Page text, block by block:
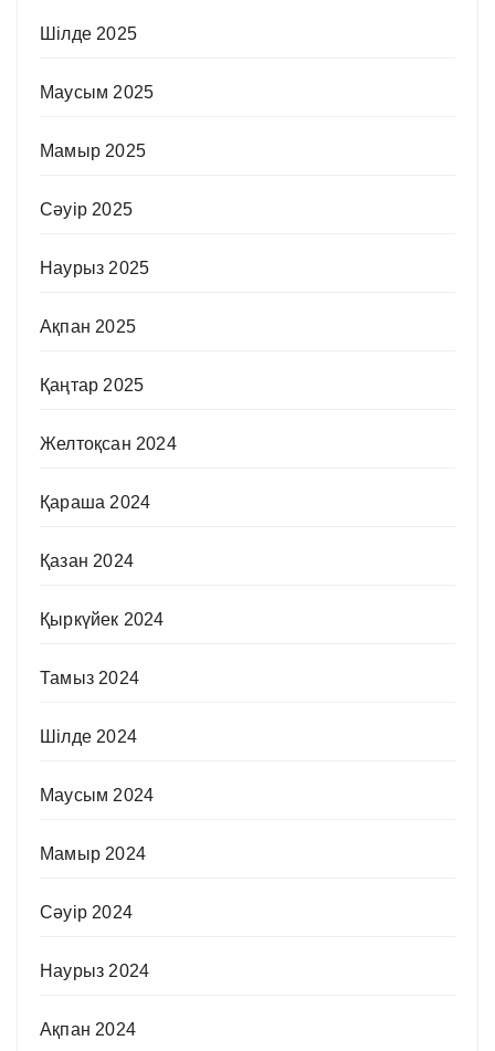
Шілде 2025
Маусым 2025
Мамыр 2025
Сәуір 2025
Наурыз 2025
Ақпан 2025
Қаңтар 2025
Желтоқсан 2024
Қараша 2024
Қазан 2024
Қыркүйек 2024
Тамыз 2024
Шілде 2024
Маусым 2024
Мамыр 2024
Сәуір 2024
Наурыз 2024
Ақпан 2024